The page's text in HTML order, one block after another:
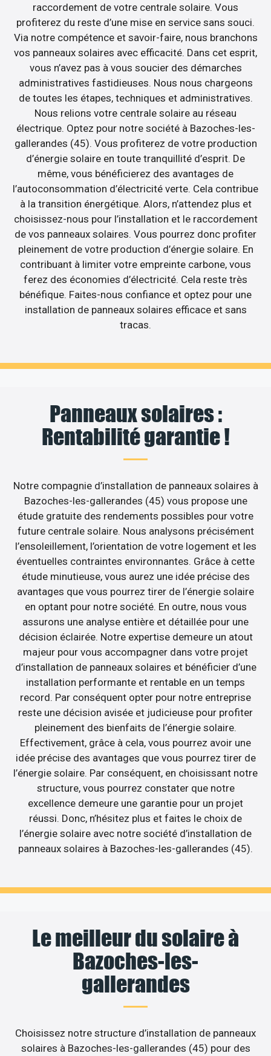
raccordement de votre centrale solaire. Vous
profiterez du reste d’une mise en service sans souci.
Via notre compétence et savoir-faire, nous branchons
vos panneaux solaires avec efficacité. Dans cet esprit,
vous n’avez pas à vous soucier des démarches
administratives fastidieuses. Nous nous chargeons
de toutes les étapes, techniques et administratives.
Nous relions votre centrale solaire au réseau
électrique. Optez pour notre société à Bazoches-les-
gallerandes (45). Vous profiterez de votre production
d’énergie solaire en toute tranquillité d’esprit. De
même, vous bénéficierez des avantages de
l’autoconsommation d’électricité verte. Cela contribue
à la transition énergétique. Alors, n’attendez plus et
choisissez-nous pour l’installation et le raccordement
de vos panneaux solaires. Vous pourrez donc profiter
pleinement de votre production d’énergie solaire. En
contribuant à limiter votre empreinte carbone, vous
ferez des économies d’électricité. Cela reste très
bénéfique. Faites-nous confiance et optez pour une
installation de panneaux solaires efficace et sans
tracas.
Panneaux solaires :
Rentabilité garantie !
Notre compagnie d’installation de panneaux solaires à
Bazoches-les-gallerandes (45) vous propose une
étude gratuite des rendements possibles pour votre
future centrale solaire. Nous analysons précisément
l’ensoleillement, l’orientation de votre logement et les
éventuelles contraintes environnantes. Grâce à cette
étude minutieuse, vous aurez une idée précise des
avantages que vous pourrez tirer de l’énergie solaire
en optant pour notre société. En outre, nous vous
assurons une analyse entière et détaillée pour une
décision éclairée. Notre expertise demeure un atout
majeur pour vous accompagner dans votre projet
d’installation de panneaux solaires et bénéficier d’une
installation performante et rentable en un temps
record. Par conséquent opter pour notre entreprise
reste une décision avisée et judicieuse pour profiter
pleinement des bienfaits de l’énergie solaire.
Effectivement, grâce à cela, vous pourrez avoir une
idée précise des avantages que vous pourrez tirer de
l’énergie solaire. Par conséquent, en choisissant notre
structure, vous pourrez constater que notre
excellence demeure une garantie pour un projet
réussi. Donc, n’hésitez plus et faites le choix de
l’énergie solaire avec notre société d’installation de
panneaux solaires à Bazoches-les-gallerandes (45).
Le meilleur du solaire à
Bazoches-les-
gallerandes
Choisissez notre structure d’installation de panneaux
solaires à Bazoches-les-gallerandes (45) pour des